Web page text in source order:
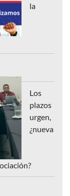
la
Los
plazos
urgen,
¿nueva